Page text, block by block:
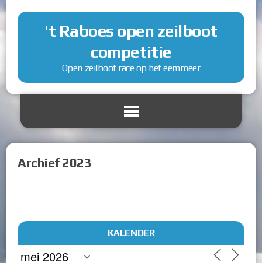
't Raboes open zeilboot
competitie
Open zeilboot race op het eemmeer
Archief 2023
KALENDER